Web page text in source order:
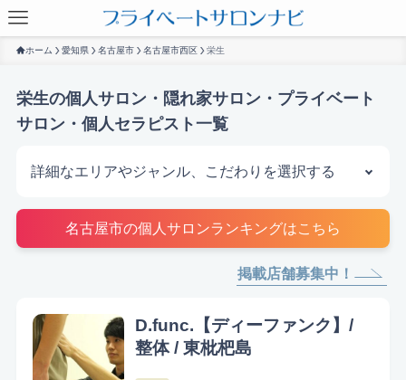
ホーム 愛知県 名古屋市 名古屋市西区 栄生
栄生の個人サロン・隠れ家サロン・プライベート
サロン・個人セラピスト一覧
詳細なエリアやジャンル、こだわりを選択する
サロンを探す
名古屋市の個人サロンランキングはこちら
掲載店舗募集中！
D.func.【ディーファンク】/
整体 / 東枇杷島